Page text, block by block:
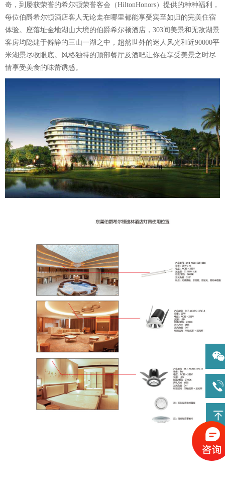
奇，到屡获荣誉的希尔顿荣誉客会（HiltonHonors）提供的种种福利，
每位伯爵希尔顿酒店客人无论走在哪里都能享受宾至如归的完美住宿
体验。座落址金地湖山大境的伯爵希尔顿酒店，303间美景和无敌湖景
客房均隐建于僻静的三山一湖之中，超然世外的迷人风光和近90000平
米湖景尽收眼底。风格独特的顶部餐厅及酒吧让你在享受美景之时尽
情享受美食的味蕾诱惑。